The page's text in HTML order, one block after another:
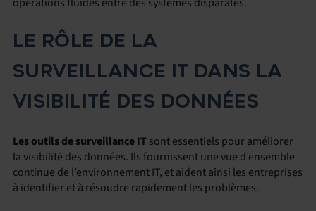
opérations fluides entre des systèmes disparates.
LE RÔLE DE LA
SURVEILLANCE IT DANS LA
VISIBILITÉ DES DONNÉES
Les outils de surveillance ITsont essentiels pour améliorer
la visibilité des données. Ils fournissent une vue d’ensemble
continue de l’environnement IT, et aident ainsi les entreprises
à identifier et à résoudre rapidement les problèmes.